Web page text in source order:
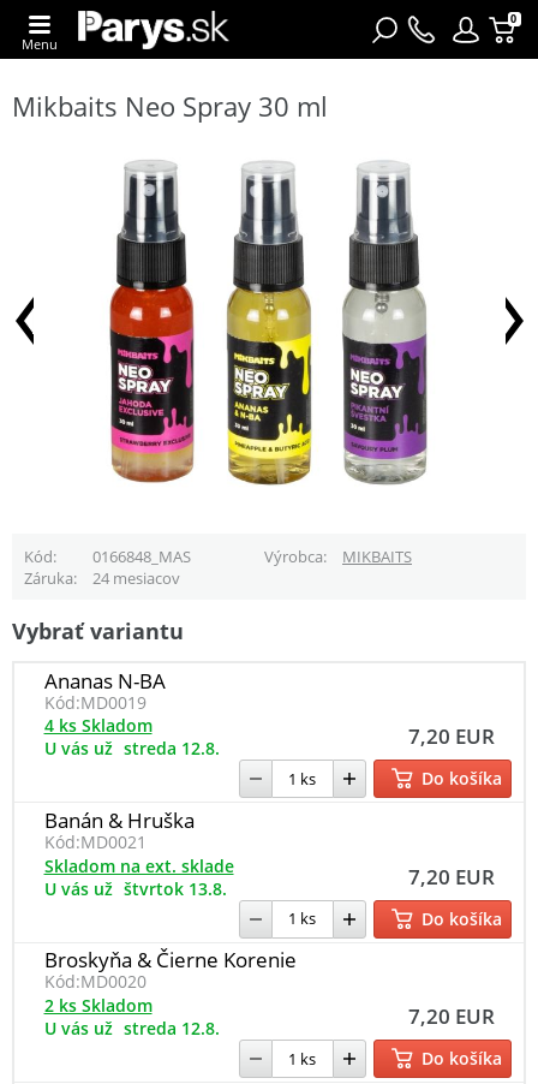
0
Menu
Mikbaits Neo Spray 30 ml
Kód 0166848_MAS Výrobca
MIKBAITS
Záruka
24 mesiacov
Vybrať variantu
Ananas N-BA
Kód:MD0019
7,20 EUR
4 ks Skladom
U vás už streda 12.8.
Do košíka
Banán & Hruška
Kód:MD0021
7,20 EUR
Skladom na ext. sklade
U vás už štvrtok 13.8.
Do košíka
Broskyňa & Čierne Korenie
Kód:MD0020
7,20 EUR
2 ks Skladom
U vás už streda 12.8.
Do košíka